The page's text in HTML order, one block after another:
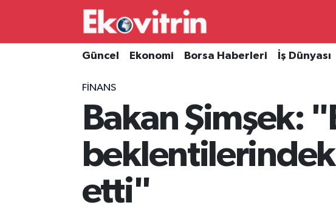
Güncel Ekonomi Borsa Haberleri İş Dünyası
FINANS
Bakan Şimşek:
etti"
Güncel
Borsa Haberleri
Hava Durumu
Süper Lig Puan Durumu ve Fikstür
Tüm Manşetler
Son Dakika Haberleri
Haber Arşivi